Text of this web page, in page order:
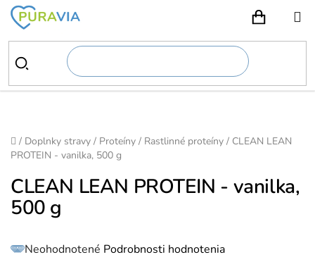
Prejsť
obsah
Domov
/ Doplnky stravy / Proteíny / Rastlinné proteíny / CLEAN LEAN
PROTEIN - vanilka, 500 g
CLEAN LEAN PROTEIN - vanilka,
500 g
Priemerné
hodnotenie
Neohodnotené Podrobnosti hodnotenia